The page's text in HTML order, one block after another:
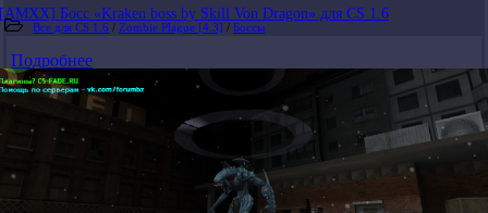
[AMXX] Босс «Kraken boss by Skill Von Dragon» для CS 1.6
Все для CS 1.6 / Zombie Plague [4.3] / Боссы
Подробнее